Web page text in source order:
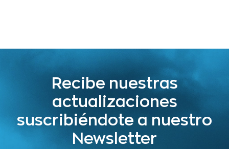
Recibe nuestras
actualizaciones
suscribiéndote a nuestro
Newsletter